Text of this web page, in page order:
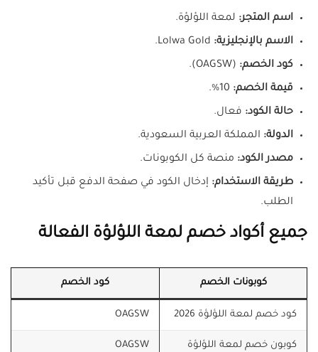
اسم المتجر: لمعة اللؤلؤة.
الاسم بالإنجليزية:
كود الخصم: (OAGSW).
قيمة الخصم:
حالة الكود: فعال.
الدولة: المملكة العربية السعودية.
مصدر الكود: منصة كل الكوبونات.
طريقة الاستخدام: إدخال الكود في صفحة الدفع قبل تأكيد
الطلب.
جميع أكواد خصم لمعة اللؤلؤة الفعالة
كوبونات الخصم كود الخصم
كود خصم لمعة اللؤلؤة 2026 OAGSW
كوبون خصم لمعة اللؤلؤة OAGSW